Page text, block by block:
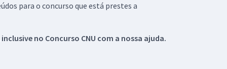
para o concurso que está prestes a
no Concurso CNU com a nossa ajuda.